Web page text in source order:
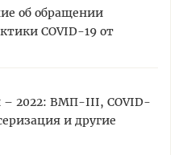
об обращении
COVID-19 от
– 2022: ВМП-III, COVID-
и другие